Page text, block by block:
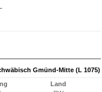
Gmünd-Mitte (L 1075)
Land